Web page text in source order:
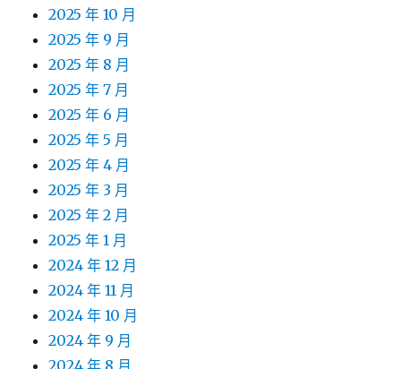
2025 年 10 月
2025 年 9 月
2025 年 8 月
2025 年 7 月
2025 年 6 月
2025 年 5 月
2025 年 4 月
2025 年 3 月
2025 年 2 月
2025 年 1 月
2024 年 12 月
2024 年 11 月
2024 年 10 月
2024 年 9 月